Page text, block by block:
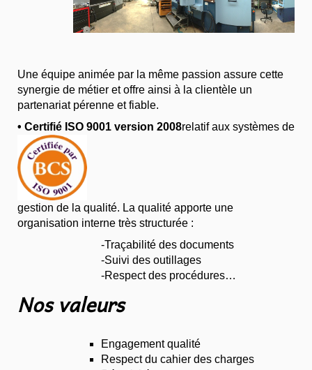
Une équipe animée par la même passion assure cette
synergie de métier et offre ainsi à la clientèle un
partenariat pérenne et fiable.
• Certifié ISO 9001 version 2008relatif aux systèmes de
gestion de la qualité. La qualité apporte une
organisation interne très structurée :
-Traçabilité des documents
-Suivi des outillages
-Respect des procédures…
Nos valeurs
Engagement qualité
Respect du cahier des charges